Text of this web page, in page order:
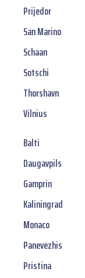
Prijedor
San Marino
Schaan
Sotschi
Thorshavn
Vilnius
Balti
Daugavpils
Gamprin
Kaliningrad
Monaco
Panevezhis
Pristina